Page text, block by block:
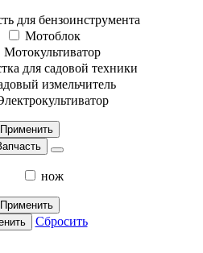
для бензоинструмента
Мотоблок
Мотокультиватор
для садовой техники
измельчитель
Применить
нож
Применить
Сбросить